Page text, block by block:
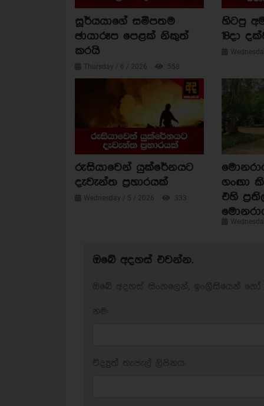
සූර්යයාගේ සමීපතම
ඡායාරූප පෙළක් නිකුත්
කරයි
Thursday / 6 / 2026 558
හිටපු
18දා
රුසියාවෙන් යුක්රේනයට
දැවැන්ත ප්‍රහාරයක්
Wednesday / 5 / 2026 333
ගංඟා
එහි
ඔබේ අදහස් එවන්න.